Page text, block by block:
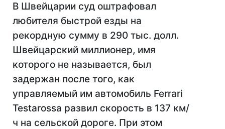
В Швейцарии суд оштрафовал
любителя быстрой езды на
рекордную сумму в 290 тыс. долл.
Швейцарский миллионер, имя
которого не называется, был
задержан после того, как
управляемый им автомобиль Ferrari
Testarossa развил скорость в 137 км/
ч на сельской дороге. При этом